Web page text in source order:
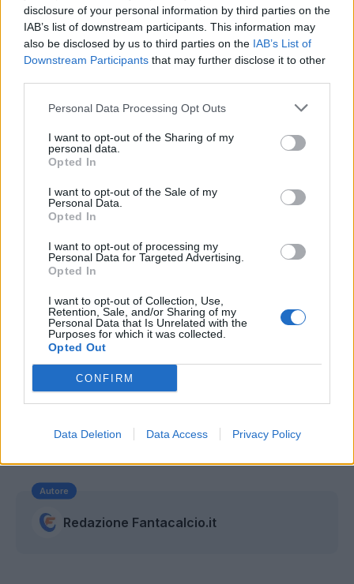
disclosure of your personal information by third parties on the
IAB’s list of downstream participants. This information may
also be disclosed by us to third parties on the IAB’s List of
Downstream Participants that may further disclose it to other
Personal Data Processing Opt Outs
I want to opt-out of the Sharing of my
personal data.
Opted In
I want to opt-out of the Sale of my
Personal Data.
Opted In
I want to opt-out of processing my
Personal Data for Targeted Advertising.
Opted In
I want to opt-out of Collection, Use,
Retention, Sale, and/or Sharing of my
Personal Data that Is Unrelated with the
Purposes for which it was collected.
Opted Out
CONFIRM
Data Deletion Data Access Privacy Policy
cedendo un altro pezzo pregiato. Una buona
offerta economica – 12 milioni di euro – potrebbe,
però, far tentennare la società olandese.
agli approcci iniziali.
Andrà via, invece, Andrea Dossena, appena
Benitez conosca molto bene il terzino sinistro,
avendolo allenato a Liverpool, pare che la
società abbia già deciso di privarsene
nuovamente. Il procuratore del difensore,
Roberto La Florio, ha rilasciato alcune
dichiarazioni aitasportpress, che confermano
tale ipotesi:“Per come so io al Napoli non
sono dei sondaggi in corso che stiamo
valutando”.
Autore
Redazione Fantacalcio.it